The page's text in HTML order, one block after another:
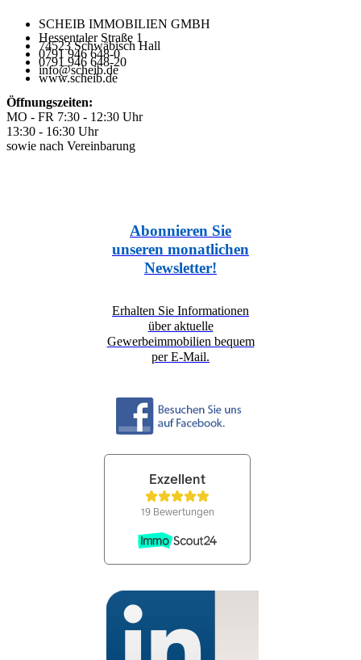
SCHEIB IMMOBILIEN GMBH
Hessentaler Straße 1
74523 Schwäbisch Hall
0791 946 648-0
0791 946 648-20
info@scheib.de
www.scheib.de
Öffnungszeiten:
MO - FR 7:30 - 12:30 Uhr
13:30 - 16:30 Uhr
sowie nach Vereinbarung
Abonnieren Sie
unseren monatlichen
Newsletter!
Erhalten Sie Informationen
über aktuelle
Gewerbeimmobilien bequem
per E-Mail.